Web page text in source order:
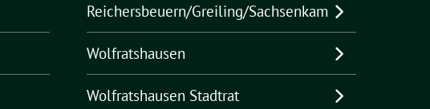
Reichersbeuern/Greiling/Sachsenkam
Wolfratshausen
Wolfratshausen Stadtrat